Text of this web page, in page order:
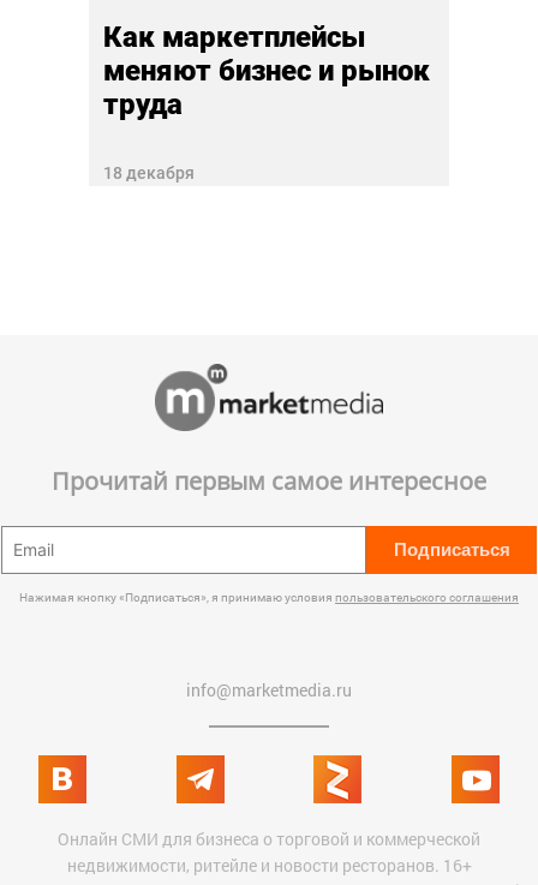
Как маркетплейсы
меняют бизнес и рынок
труда
18 декабря
Прочитай первым самое интересное
Подписаться
Нажимая кнопку «Подписаться», я принимаю условия пользовательского соглашения
info@marketmedia.ru
Онлайн СМИ для бизнеса о торговой и коммерческой
недвижимости, ритейле и новости ресторанов. 16+